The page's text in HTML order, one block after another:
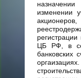
изменении
ЦБ РФ, в
банковских